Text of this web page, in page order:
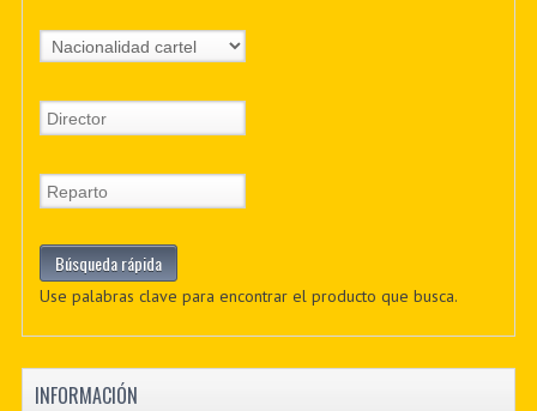
Use palabras clave para encontrar el producto que busca.
INFORMACIÓN